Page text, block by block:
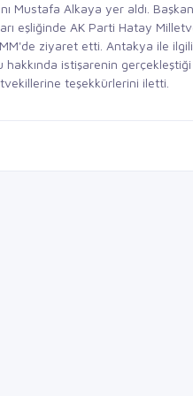
Mustafa Alkaya yer aldı.
eşliğinde AK Parti Hatay
ziyaret etti. Antakya ile
istişarenin
teşekkürlerini iletti.